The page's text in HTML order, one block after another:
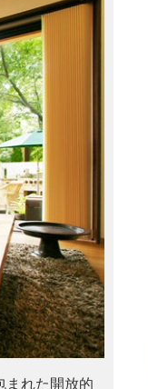
まれた開放的